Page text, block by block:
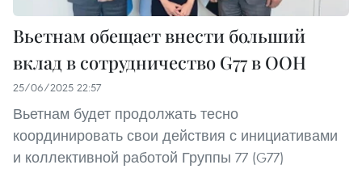
Вьетнам обещает внести больший
вклад в сотрудничество G77 в ООН
25/06/2025 22:57
Вьетнам будет продолжать тесно
координировать свои действия с инициативами
и коллективной работой Группы 77 (G77)